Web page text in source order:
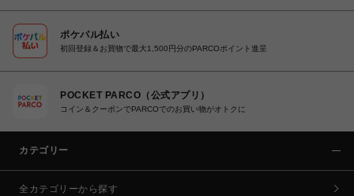
ポケパル払い
初回登録＆お買物で最大1,500円分のPARCOポイント進呈
POCKET PARCO（公式アプリ）
コイン＆クーポンでPARCOでのお買い物がオトクに
カテゴリー
全カテゴリーから探す